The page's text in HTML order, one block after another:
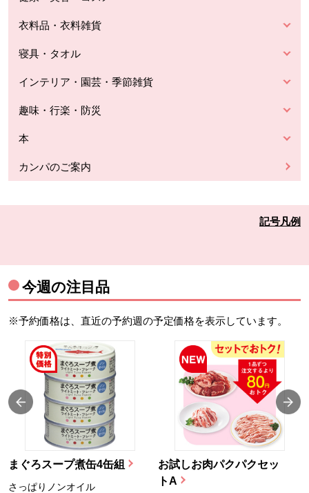
衣料品・衣料雑貨
寝具・タオル
インテリア・園芸・季節雑貨
趣味・行楽・防災
本
カンパのご案内
記号凡例
今週の注目品
※予約価格は、直近の予約週の予定価格を表示しています。
まぐろスープ煮缶4缶組
さっぱりノンオイル
お試しお肉パクパクセッ
トA